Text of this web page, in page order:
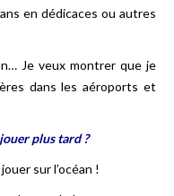
en dédicaces ou autres
Je veux montrer que je
dans les aéroports et
plus tard ?
sur l’océan !